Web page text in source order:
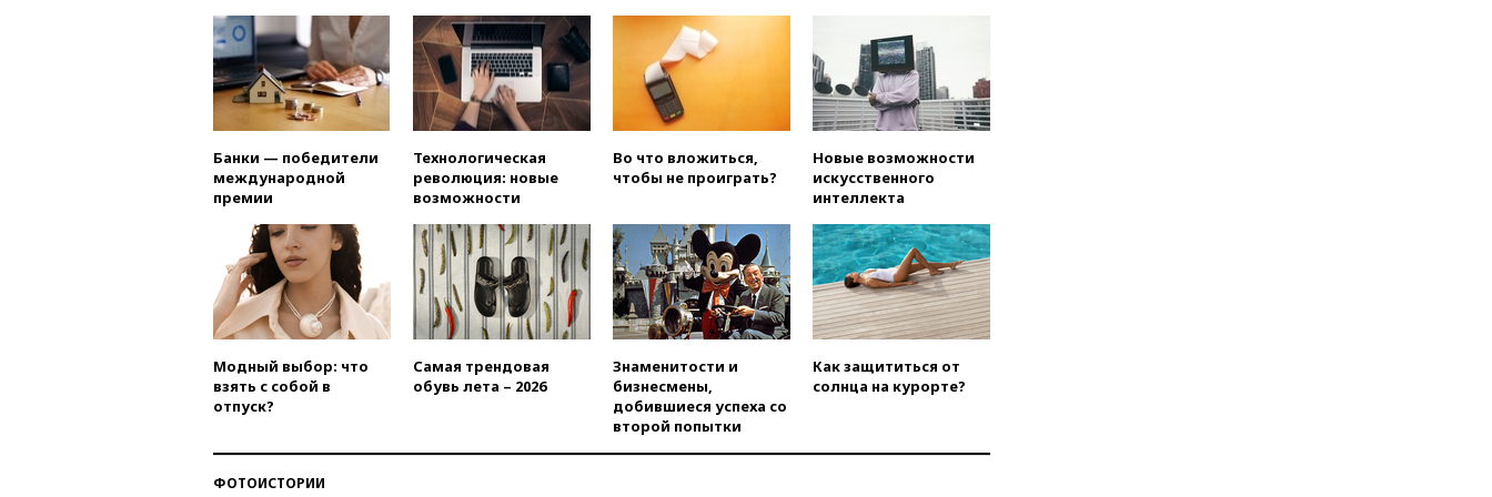
вчера, 20:35
ПВО за 12 часов
сбила 200 украинских
беспилотников
вчера, 20:20Третий комплект
золотых медалей выиграли на
ЧЕ российские синхронистки
вчера, 20:15 ТАСС: жизни
главы «Уралдронзавода»
после взрыва ничего не
угрожает
вчера, 20:08По всей Грузии
снова отключилось
электричество
вчера, 20:00 Зеленский связал
дефицит ракет с попыткой
Запада принудить Киев к
Банки — победители
международной
премии
Технологическая
революция: новые
возможности
Во что вложиться,
чтобы не проиграть?
Новые возможности
искусственного
интеллекта
Модный выбор: что
взять с собой в
отпуск?
Самая трендовая
обувь лета – 2026
Знаменитости и
бизнесмены,
добившиеся успеха со
второй попытки
Как защититься от
солнца на курорте?
ФОТОИСТОРИИ